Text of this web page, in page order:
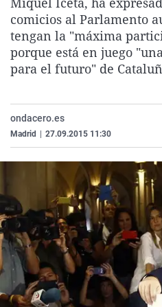
comicios al Parlamento
tengan la "máxima
porque está en juego
para el futuro" de
ondacero.es
Madrid 27.09.2015 11:30